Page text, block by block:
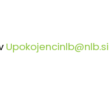
Upokojencinlb@nlb.si